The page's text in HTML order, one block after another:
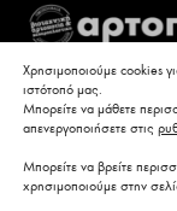
Χρησιμοποιούμε cookies
ιστότοπό μας.
Μπορείτε να μάθετε
απενεργοποιήσετε στις
Μπορείτε να βρείτε
χρησιμοποιούμε στην